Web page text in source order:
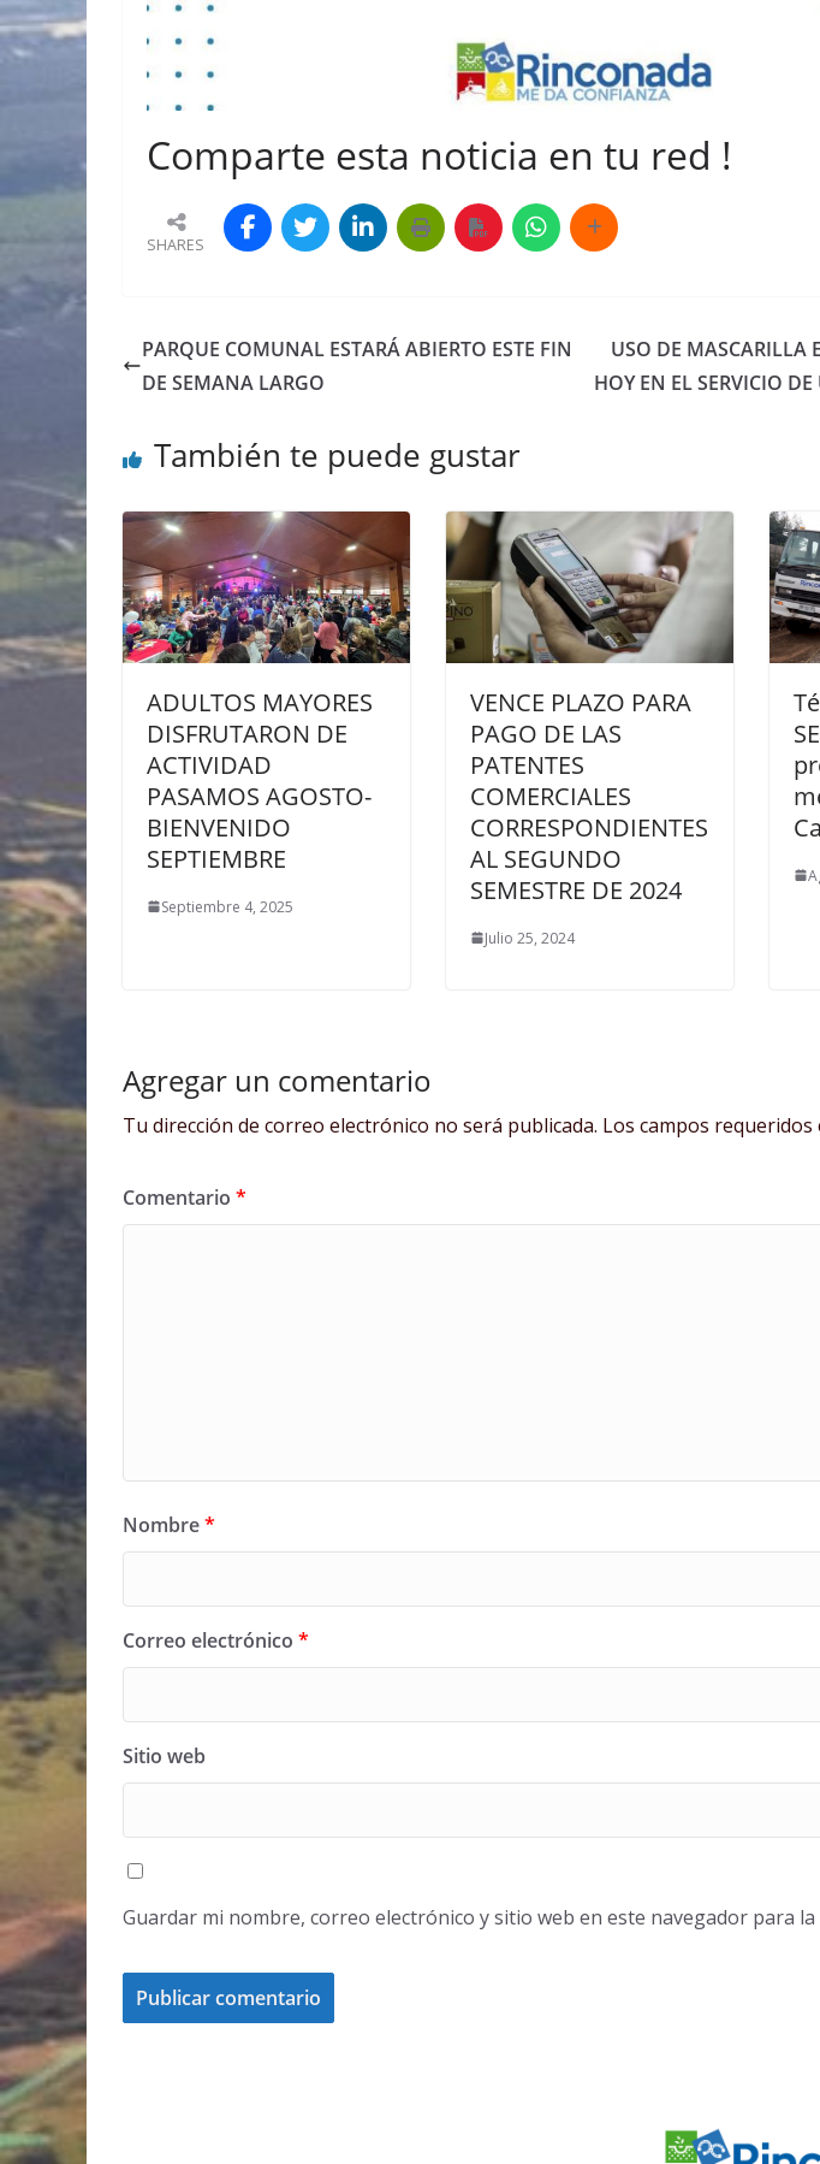
Comparte esta noticia en tu red !
SHARES
PARQUE COMUNAL ESTARÁ ABIERTO ESTE FIN
DE SEMANA LARGO
USO DE MASCARILLA
HOY EN EL SERVICIO
También te puede gustar
ADULTOS MAYORES
DISFRUTARON DE
ACTIVIDAD
PASAMOS AGOSTO-
BIENVENIDO
SEPTIEMBRE
Septiembre 4, 2025
VENCE PLAZO PARA
PAGO DE LAS
PATENTES
COMERCIALES
CORRESPONDIENTES
AL SEGUNDO
SEMESTRE DE 2024
Julio 25, 2024
Agregar un comentario
Tu dirección de correo electrónico no será publicada. Los campos requeridos
Comentario *
Nombre*
Correo electrónico *
Sitio web
Guardar mi nombre, correo electrónico y sitio web en este navegador para